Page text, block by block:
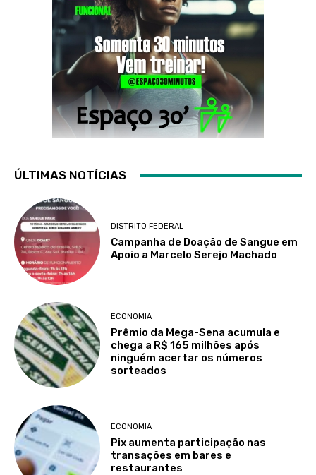
ÚLTIMAS NOTÍCIAS
DISTRITO FEDERAL
Campanha de Doação de Sangue em
Apoio a Marcelo Serejo Machado
ECONOMIA
Prêmio da Mega-Sena acumula e
chega a R$ 165 milhões após
ninguém acertar os números
sorteados
ECONOMIA
Pix aumenta participação nas
transações em bares e
restaurantes